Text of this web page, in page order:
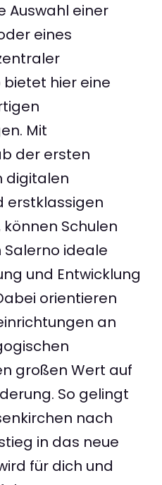
Auswahl einer
eines
bietet hier eine
Mit
der ersten
digitalen
erstklassigen
Schulen
ideale
und Entwicklung
orientieren
an
großen Wert auf
So gelingt
nach
in das neue
für dich und